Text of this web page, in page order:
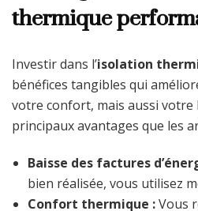
thermique
Investir dans l’isolation
bénéfices tangibles qui
votre confort, mais aussi votre
principaux avantages que les
Baisse des factures
bien réalisée, vous utilisez
Confort thermique :Vous